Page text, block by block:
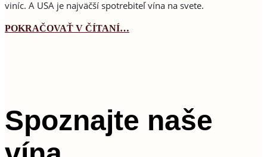
viníc. A USA je najväčší spotrebiteľ vína na svete.
POKRAČOVAŤ V ČÍTANÍ…
Spoznajte naše